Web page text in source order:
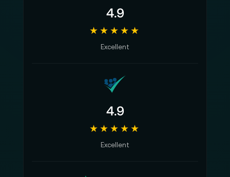
4.9
★★★★★
Excellent
4.9
★★★★★
Excellent